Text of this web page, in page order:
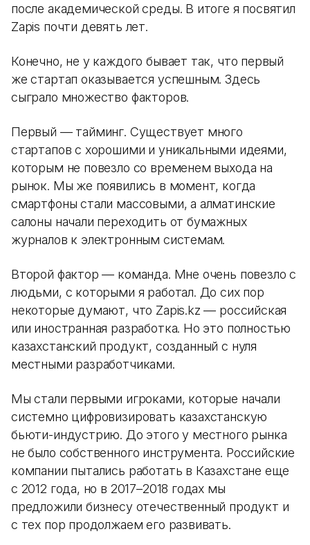
после академической среды. В итоге я посвятил
Zapis почти девять лет.
Конечно, не у каждого бывает так, что первый
же стартап оказывается успешным. Здесь
сыграло множество факторов.
Первый — тайминг. Существует много
стартапов с хорошими и уникальными идеями,
которым не повезло со временем выхода на
рынок. Мы же появились в момент, когда
смартфоны стали массовыми, а алматинские
салоны начали переходить от бумажных
журналов к электронным системам.
Второй фактор — команда. Мне очень повезло с
людьми, с которыми я работал. До сих пор
некоторые думают, что Zapis.kz — российская
или иностранная разработка. Но это полностью
казахстанский продукт, созданный с нуля
местными разработчиками.
Мы стали первыми игроками, которые начали
системно цифровизировать казахстанскую
бьюти-индустрию. До этого у местного рынка
не было собственного инструмента. Российские
компании пытались работать в Казахстане еще
с 2012 года, но в 2017–2018 годах мы
предложили бизнесу отечественный продукт и
с тех пор продолжаем его развивать.